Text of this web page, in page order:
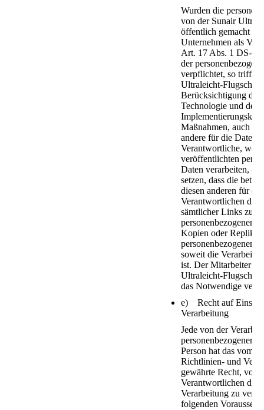
Wurden die
von der Sunair
öffentlich gemacht
Unternehmen als
Art. 17 Abs. 1 DS-
der
verpflichtet, so trifft
Ultraleicht-
Berücksichtigung der
Technologie und der
Maßnahmen, auch
andere für die
Verantwortliche,
veröffentlichten
Daten verarbeiten,
setzen, dass die
diesen anderen für
Verantwortlichen die
sämtlicher Links zu
personenbezogenen
Kopien oder
personenbezogenen
soweit die
ist. Der Mitarbeiter
Ultraleicht-
das Notwendige
e) Recht auf
Verarbeitung
Jede von der
personenbezogener
Person hat das vom
Richtlinien- und
gewährte Recht, von
Verantwortlichen die
Verarbeitung zu
folgenden